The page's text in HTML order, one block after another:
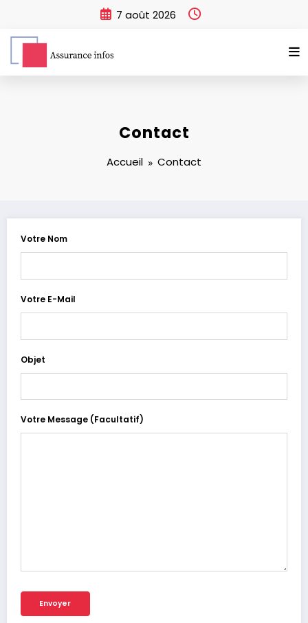
7 août 2026
Contact
Accueil Contact
Votre Nom
Votre E-Mail
Objet
Votre Message (facultatif)